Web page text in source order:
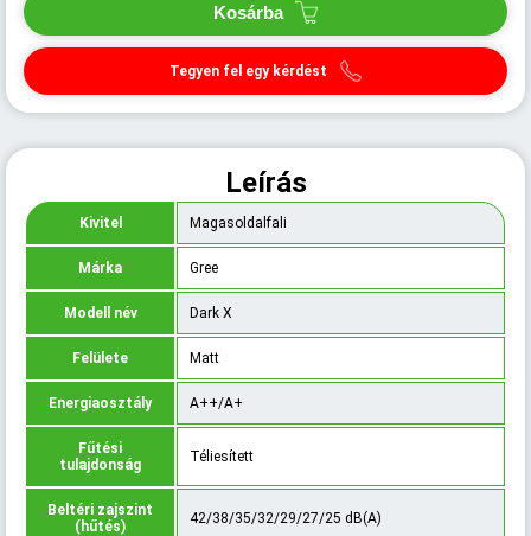
Kosárba
Tegyen fel egy kérdést
Leírás
Kivitel Magasoldalfali
Márka Gree
Modell név Dark X
Felülete Matt
Energiaosztály A++/A+
Fűtési
tulajdonság
Téliesített
Beltéri zajszint
(hűtés)
42/38/35/32/29/27/25 dB(A)